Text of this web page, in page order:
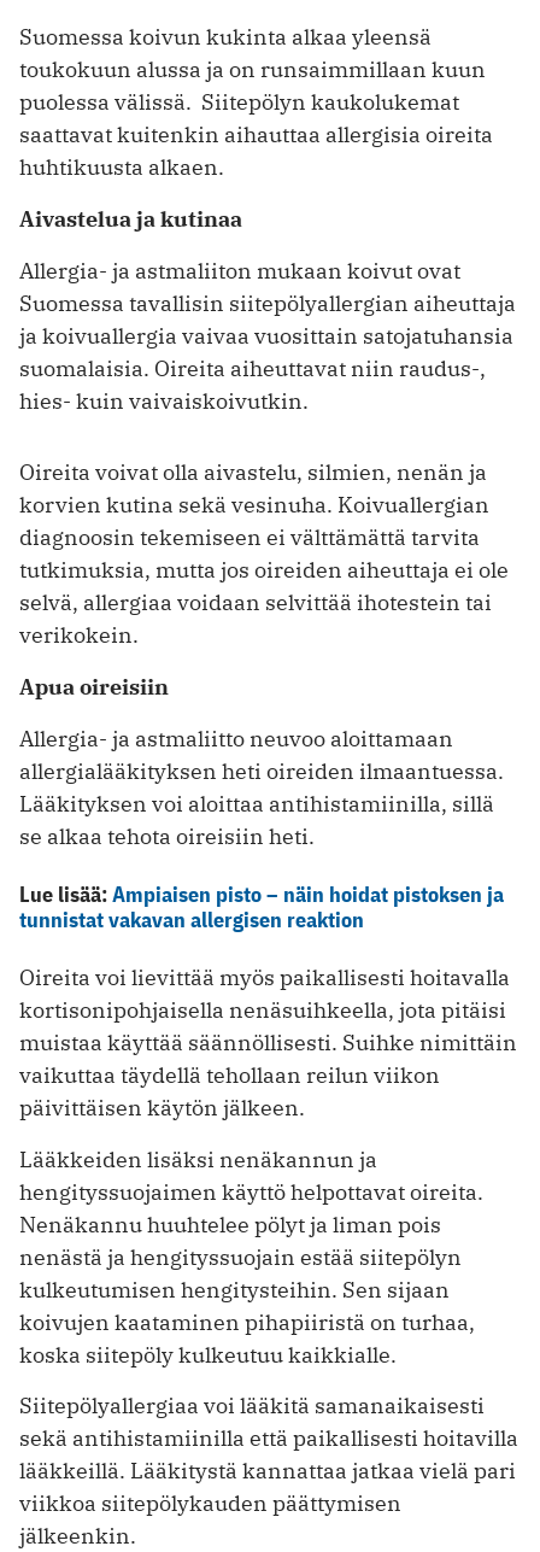
Suomessa koivun kukinta alkaa yleensä
toukokuun alussa ja on runsaimmillaan kuun
puolessa välissä. Siitepölyn kaukolukemat
saattavat kuitenkin aihauttaa allergisia oireita
huhtikuusta alkaen.
Aivastelua ja kutinaa
Allergia- ja astmaliiton mukaan koivut ovat
Suomessa tavallisin siitepölyallergian aiheuttaja
ja koivuallergia vaivaa vuosittain satojatuhansia
suomalaisia. Oireita aiheuttavat niin raudus-,
hies- kuin vaivaiskoivutkin.
Oireita voivat olla aivastelu, silmien, nenän ja
korvien kutina sekä vesinuha. Koivuallergian
diagnoosin tekemiseen ei välttämättä tarvita
tutkimuksia, mutta jos oireiden aiheuttaja ei ole
selvä, allergiaa voidaan selvittää ihotestein tai
verikokein.
Apua oireisiin
Allergia- ja astmaliitto neuvoo aloittamaan
allergialääkityksen heti oireiden ilmaantuessa.
Lääkityksen voi aloittaa antihistamiinilla, sillä
se alkaa tehota oireisiin heti.
Lue lisää:Ampiaisen pisto – näin hoidat pistoksen ja
tunnistat vakavan allergisen reaktion
Oireita voi lievittää myös paikallisesti hoitavalla
kortisonipohjaisella nenäsuihkeella, jota pitäisi
muistaa käyttää säännöllisesti. Suihke nimittäin
vaikuttaa täydellä tehollaan reilun viikon
päivittäisen käytön jälkeen.
Lääkkeiden lisäksi nenäkannun ja
hengityssuojaimen käyttö helpottavat oireita.
Nenäkannu huuhtelee pölyt ja liman pois
nenästä ja hengityssuojain estää siitepölyn
kulkeutumisen hengitysteihin. Sen sijaan
koivujen kaataminen pihapiiristä on turhaa,
koska siitepöly kulkeutuu kaikkialle.
Siitepölyallergiaa voi lääkitä samanaikaisesti
sekä antihistamiinilla että paikallisesti hoitavilla
lääkkeillä. Lääkitystä kannattaa jatkaa vielä pari
viikkoa siitepölykauden päättymisen
jälkeenkin.